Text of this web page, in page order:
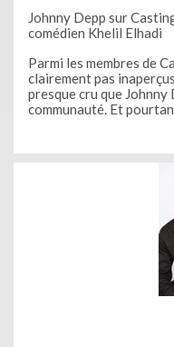
Johnny Depp sur
comédien Khelil Elhadi
Parmi les membres de
clairement pas
presque cru que
communauté. Et